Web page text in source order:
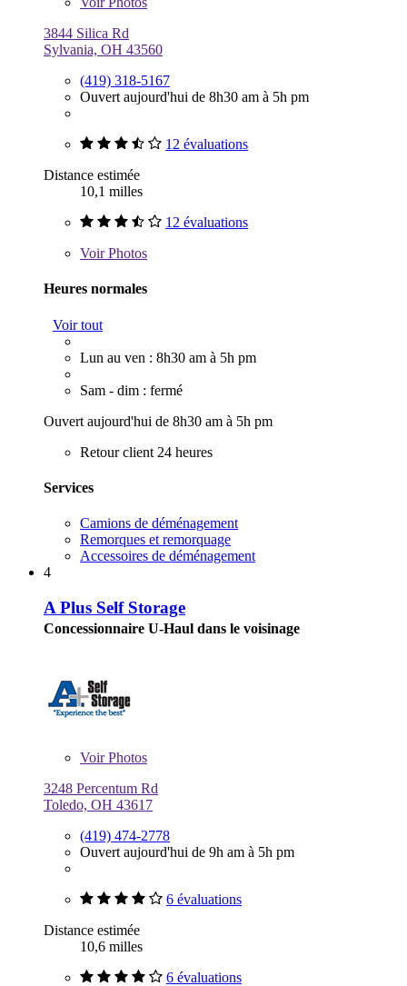
3844 Silica Rd
Sylvania, OH 43560
(419) 318-5167
Ouvert aujourd'hui de 8h30 am à 5h pm
12 évaluations
Distance estimée
10,1 milles
12 évaluations
VoirPhotos
Heures normales
Voir tout
Lun au ven : 8h30 am à 5h pm
Sam - dim : fermé
Ouvert aujourd'hui de 8h30 am à 5h pm
Retour client 24 heures
Services
Camions de déménagement
Remorques et remorquage
Accessoires de déménagement
4
A Plus Self Storage
Concessionnaire U-Haul dans le voisinage
VoirPhotos
3248 Percentum Rd
Toledo, OH 43617
(419) 474-2778
Ouvert aujourd'hui de 9h am à 5h pm
6 évaluations
Distance estimée
10,6 milles
6 évaluations